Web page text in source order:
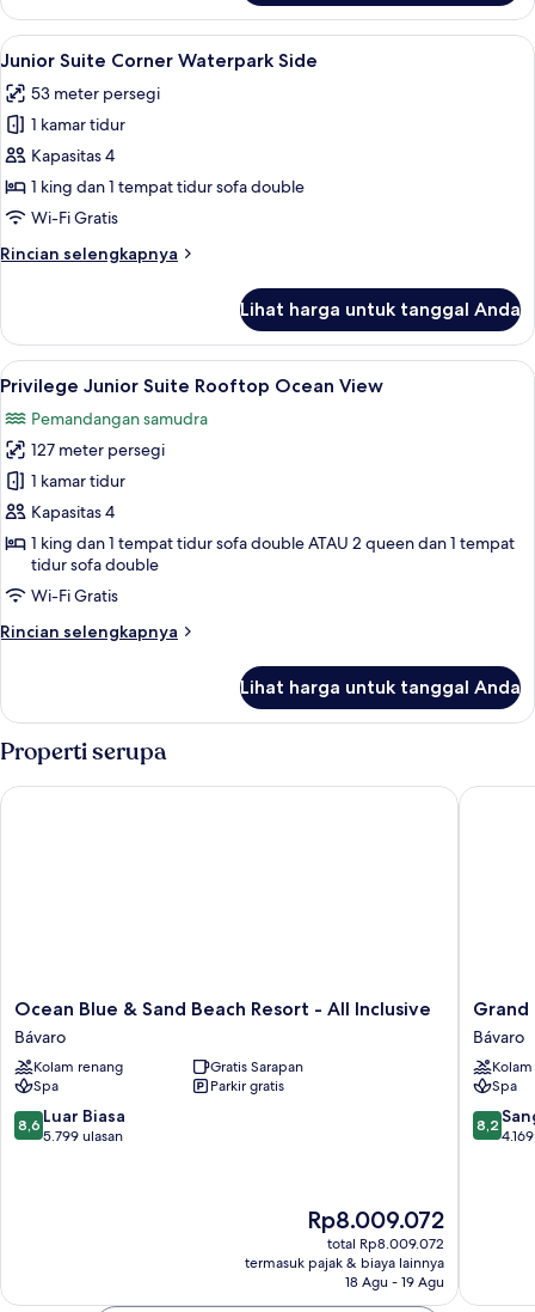
Junior
Suite
Waterpark
Lihat
semua
foto
untuk
Junior
Suite
Corner
Side
Junior Suite Corner Waterpark Side
5
Junior Suite Corner Waterpark Side
53 meter persegi
1 kamar tidur
Kapasitas 4
1 king dan 1 tempat tidur sofa double
Wi-Fi Gratis
Rincian selengkapnya
Rincian
Junior
Suite
Corner
Waterpark
Side
Lihat harga untuk tanggal Anda
Lihat
semua
foto
untuk
Privilege
Junior
Suite
Rooftop
Ocean
View
Privilege Junior Suite Rooftop
5
Privilege Junior Suite Rooftop Ocean View
Pemandangan samudra
127 meter persegi
1 kamar tidur
Kapasitas 4
1 king dan 1 tempat tidur sofa double ATAU 2 queen dan 1 tempat
tidur sofa double
Wi-Fi Gratis
Rincian selengkapnya
Rincian
Privilege
Suite
Ocean
Lihat harga untuk tanggal Anda
Properti serupa
Ocean
Blue
&
Sand
Beach
Resort
-
Ocean Blue & Sand Beach Resort - All Inclusive
Bávaro
Kolam renang
Gratis Sarapan
Spa
Parkir gratis
8.6
dari
8,6 Luar Biasa
5.799 ulasan
Harga
sekarang
Rp8.009.072
Rp8.009.072
total Rp8.009.072
termasuk pajak & biaya lainnya
18 Agu - 19 Agu
Ocean Blue & Sand Beach Resort - All Inclusive
Grand
Bavaro
Princess
-
All
Inclusive
Bávaro
Grand
Bávaro
Spa
8.2
dari
8,2
Grand